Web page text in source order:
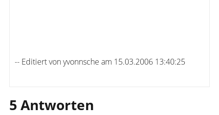
-- Editiert von yvonnsche am 15.03.2006 13:40:25
5 Antworten